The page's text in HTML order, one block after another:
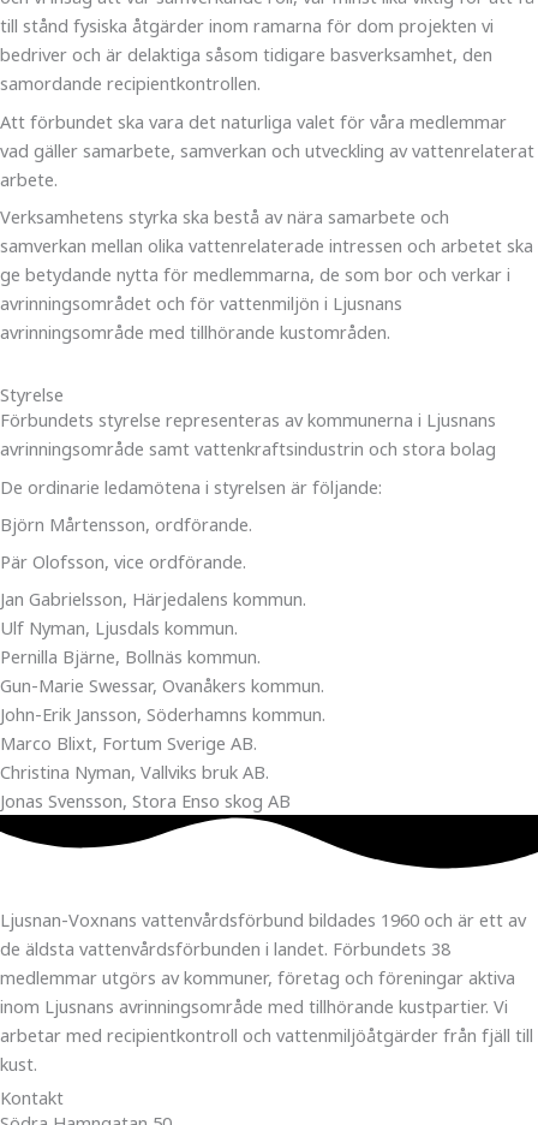
till stånd fysiska åtgärder inom ramarna för dom projekten vi
bedriver och är delaktiga såsom tidigare basverksamhet, den
samordande recipientkontrollen.
Att förbundet ska vara det naturliga valet för våra medlemmar
vad gäller samarbete, samverkan och utveckling av vattenrelaterat
arbete.
Verksamhetens styrka ska bestå av nära samarbete och
samverkan mellan olika vattenrelaterade intressen och arbetet ska
ge betydande nytta för medlemmarna, de som bor och verkar i
avrinningsområdet och för vattenmiljön i Ljusnans
avrinningsområde med tillhörande kustområden.
Styrelse
Förbundets styrelse representeras av kommunerna i Ljusnans
avrinningsområde samt vattenkraftsindustrin och stora bolag
De ordinarie ledamötena i styrelsen är följande:
Björn Mårtensson, ordförande.
Pär Olofsson, vice ordförande.
Jan Gabrielsson, Härjedalens kommun.
Ulf Nyman, Ljusdals kommun.
Pernilla Bjärne, Bollnäs kommun.
Gun-Marie Swessar, Ovanåkers kommun.
John-Erik Jansson, Söderhamns kommun.
Marco Blixt, Fortum Sverige AB.
Christina Nyman, Vallviks bruk AB.
Jonas Svensson, Stora Enso skog AB
Ljusnan-Voxnans vattenvårdsförbund bildades 1960 och är ett av
de äldsta vattenvårdsförbunden i landet. Förbundets 38
medlemmar utgörs av kommuner, företag och föreningar aktiva
inom Ljusnans avrinningsområde med tillhörande kustpartier. Vi
arbetar med recipientkontroll och vattenmiljöåtgärder från fjäll till
kust.
Kontakt